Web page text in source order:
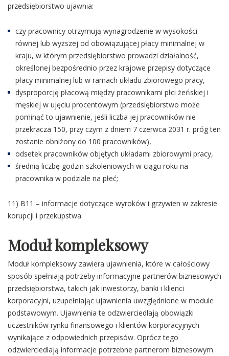
przedsiębiorstwo ujawnia:
czy pracownicy otrzymują wynagrodzenie w wysokości
równej lub wyższej od obowiązującej płacy minimalnej w
kraju, w którym przedsiębiorstwo prowadzi działalność,
określonej bezpośrednio przez krajowe przepisy dotyczące
płacy minimalnej lub w ramach układu zbiorowego pracy,
dysproporcję płacową między pracownikami płci żeńskiej i
męskiej w ujęciu procentowym (przedsiębiorstwo może
pominąć to ujawnienie, jeśli liczba jej pracowników nie
przekracza 150, przy czym z dniem 7 czerwca 2031 r. próg ten
zostanie obniżony do 100 pracowników),
odsetek pracowników objętych układami zbiorowymi pracy,
średnią liczbę godzin szkoleniowych w ciągu roku na
pracownika w podziale na płeć;
11) B11 – informacje dotyczące wyroków i grzywien w zakresie
korupcji i przekupstwa.
Moduł kompleksowy
Moduł kompleksowy zawiera ujawnienia, które w całościowy
sposób spełniają potrzeby informacyjne partnerów biznesowych
przedsiębiorstwa, takich jak inwestorzy, banki i klienci
korporacyjni, uzupełniając ujawnienia uwzględnione w module
podstawowym. Ujawnienia te odzwierciedlają obowiązki
uczestników rynku finansowego i klientów korporacyjnych
wynikające z odpowiednich przepisów. Oprócz tego
odzwierciedlają informacje potrzebne partnerom biznesowym